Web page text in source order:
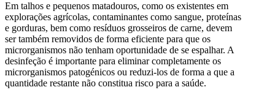
Em talhos e pequenos matadouros, como os existentes em
explorações agrícolas, contaminantes como sangue, proteínas
e gorduras, bem como resíduos grosseiros de carne, devem
ser também removidos de forma eficiente para que os
microrganismos não tenham oportunidade de se espalhar. A
desinfeção é importante para eliminar completamente os
microrganismos patogénicos ou reduzi-los de forma a que a
quantidade restante não constitua risco para a saúde.